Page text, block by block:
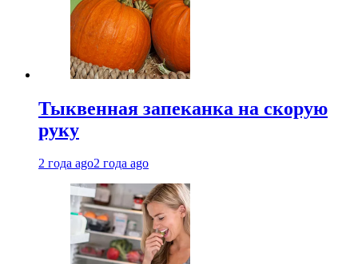
Тыквенная запеканка на скорую
руку
2 года ago2 года ago